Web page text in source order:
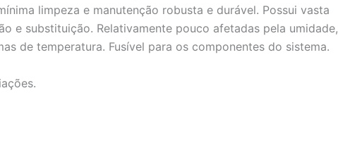
limpeza e manutenção robusta e durável. Possui vasta
e substituição. Relativamente pouco afetadas pela umidade,
de temperatura. Fusível para os componentes do sistema.